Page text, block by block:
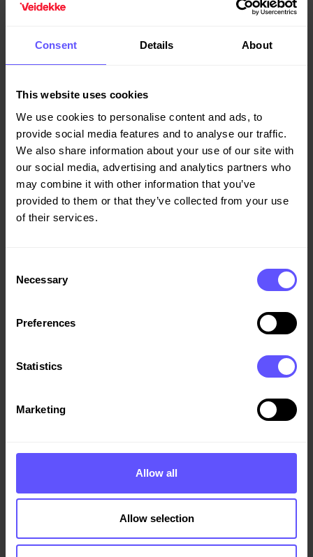
Consent Details About
This website uses cookies
We use cookies to personalise content and ads, to
provide social media features and to analyse our traffic.
We also share information about your use of our site with
our social media, advertising and analytics partners who
may combine it with other information that you’ve
provided to them or that they’ve collected from your use
of their services.
Selection
Necessary
Preferences
Statistics
Marketing
Allow all
Allow selection
I byggbranschen används flera närliggande uttryck
relaterade till entreprenad. Här förklarar vi dem kort:
Generalentreprenad- En entreprenör
(generalentreprenören) ansvarar inför beställaren för
hela produktionen
Delad entreprenad -Beställaren tecknar separata avtal
med flera entreprenörer för att utföra olika delar av
projektet, till exempel mark, bygg, el och VVS. Det ger
beställaren större kontroll men kräver samtidigt mer
samordning från beställarens sida.
den en underentreprenad. Inom byggbranschen
förkortar vi ofta "underentreprenör" med "UE".